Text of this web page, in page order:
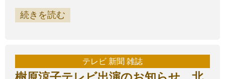
続きを読む
テレビ 新聞 雑誌